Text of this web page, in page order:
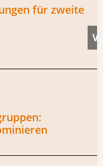
für zweite